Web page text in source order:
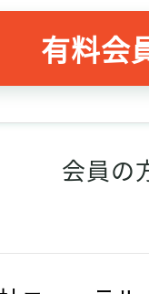
有料会
会員の